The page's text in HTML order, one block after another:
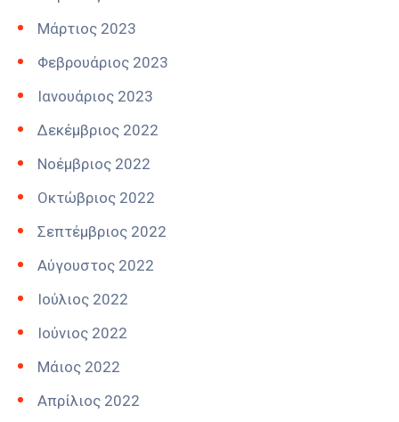
Μάρτιος 2023
Φεβρουάριος 2023
Ιανουάριος 2023
Δεκέμβριος 2022
Νοέμβριος 2022
Οκτώβριος 2022
Σεπτέμβριος 2022
Αύγουστος 2022
Ιούλιος 2022
Ιούνιος 2022
Μάιος 2022
Απρίλιος 2022